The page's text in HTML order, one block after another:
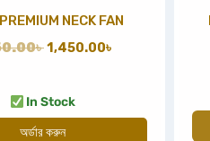
NECK FAN
৳1,450.00৳
In Stock
অর্ডার করুন